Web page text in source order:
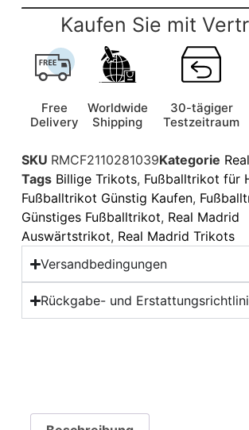
Kaufen Sie mit
Free
Delivery
Worldwide
Shipping
30-tägiger
Testzeitraum
SKU RMCF2110281039Kategorie
Tags Billige Trikots, Fußballtrikot für
Fußballtrikot Günstig Kaufen,
Günstiges Fußballtrikot, Real Madrid
Auswärtstrikot, Real Madrid Trikots
Versandbedingungen
Rückgabe- und